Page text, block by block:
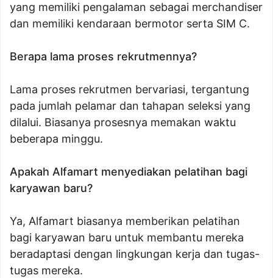
yang memiliki pengalaman sebagai merchandiser
dan memiliki kendaraan bermotor serta SIM C.
Berapa lama proses rekrutmennya?
Lama proses rekrutmen bervariasi, tergantung
pada jumlah pelamar dan tahapan seleksi yang
dilalui. Biasanya prosesnya memakan waktu
beberapa minggu.
Apakah Alfamart menyediakan pelatihan bagi
karyawan baru?
Ya, Alfamart biasanya memberikan pelatihan
bagi karyawan baru untuk membantu mereka
beradaptasi dengan lingkungan kerja dan tugas-
tugas mereka.